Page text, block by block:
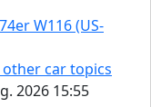
W116 (US-
car topics
2026 15:55